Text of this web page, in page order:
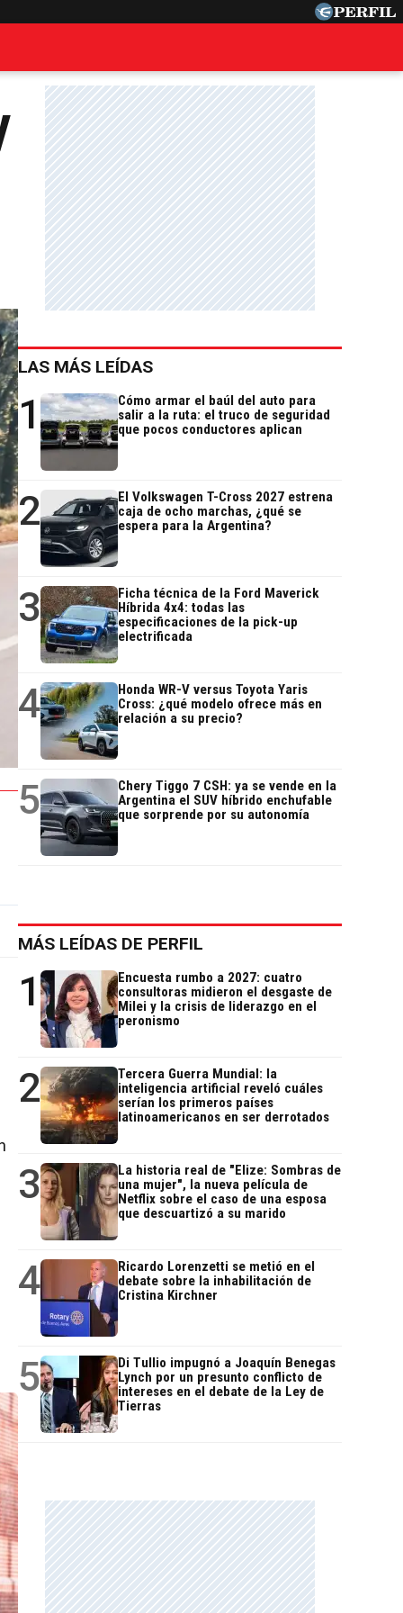
LAS MÁS LEÍDAS
1
Cómo armar el baúl del auto para
salir a la ruta: el truco de seguridad
que pocos conductores aplican
2
El Volkswagen T-Cross 2027 estrena
caja de ocho marchas, ¿qué se
espera para la Argentina?
3
Ficha técnica de la Ford Maverick
Híbrida 4x4: todas las
especificaciones de la pick-up
electrificada
4
Honda WR-V versus Toyota Yaris
Cross: ¿qué modelo ofrece más en
relación a su precio?
5
Chery Tiggo 7 CSH: ya se vende en la
Argentina el SUV híbrido enchufable
que sorprende por su autonomía
MÁS LEÍDAS DE PERFIL
1
Encuesta rumbo a 2027: cuatro
consultoras midieron el desgaste de
Milei y la crisis de liderazgo en el
peronismo
2
Tercera Guerra Mundial: la
inteligencia artificial reveló cuáles
serían los primeros países
latinoamericanos en ser derrotados
3
La historia real de "Elize: Sombras de
una mujer", la nueva película de
Netflix sobre el caso de una esposa
que descuartizó a su marido
4
Ricardo Lorenzetti se metió en el
debate sobre la inhabilitación de
Cristina Kirchner
5
Di Tullio impugnó a Joaquín Benegas
Lynch por un presunto conflicto de
intereses en el debate de la Ley de
Tierras